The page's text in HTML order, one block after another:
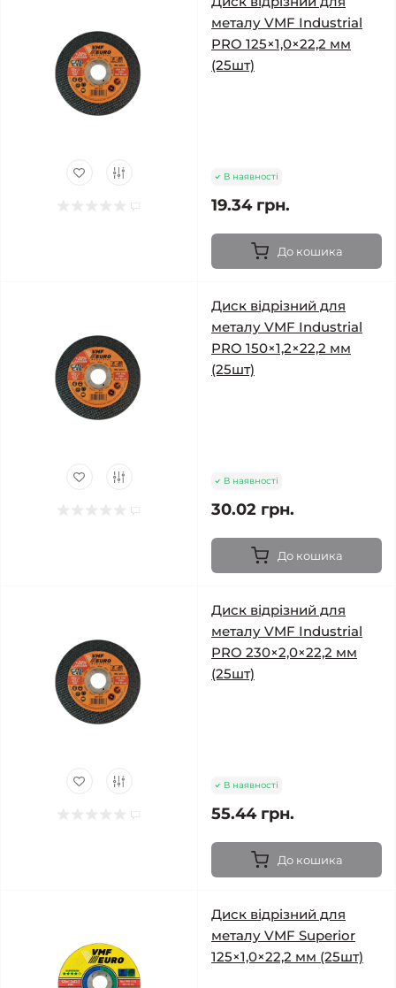
металу VMF Industrial
PRO 125×1,0×22,2 мм
(25шт)
В наявності
19.34 грн.
До кошика
Диск відрізний для
металу VMF Industrial
PRO 150×1,2×22,2 мм
(25шт)
В наявності
30.02 грн.
До кошика
Диск відрізний для
металу VMF Industrial
PRO 230×2,0×22,2 мм
(25шт)
В наявності
55.44 грн.
До кошика
Диск відрізний для
металу VMF Superior
125×1,0×22,2 мм (25шт)